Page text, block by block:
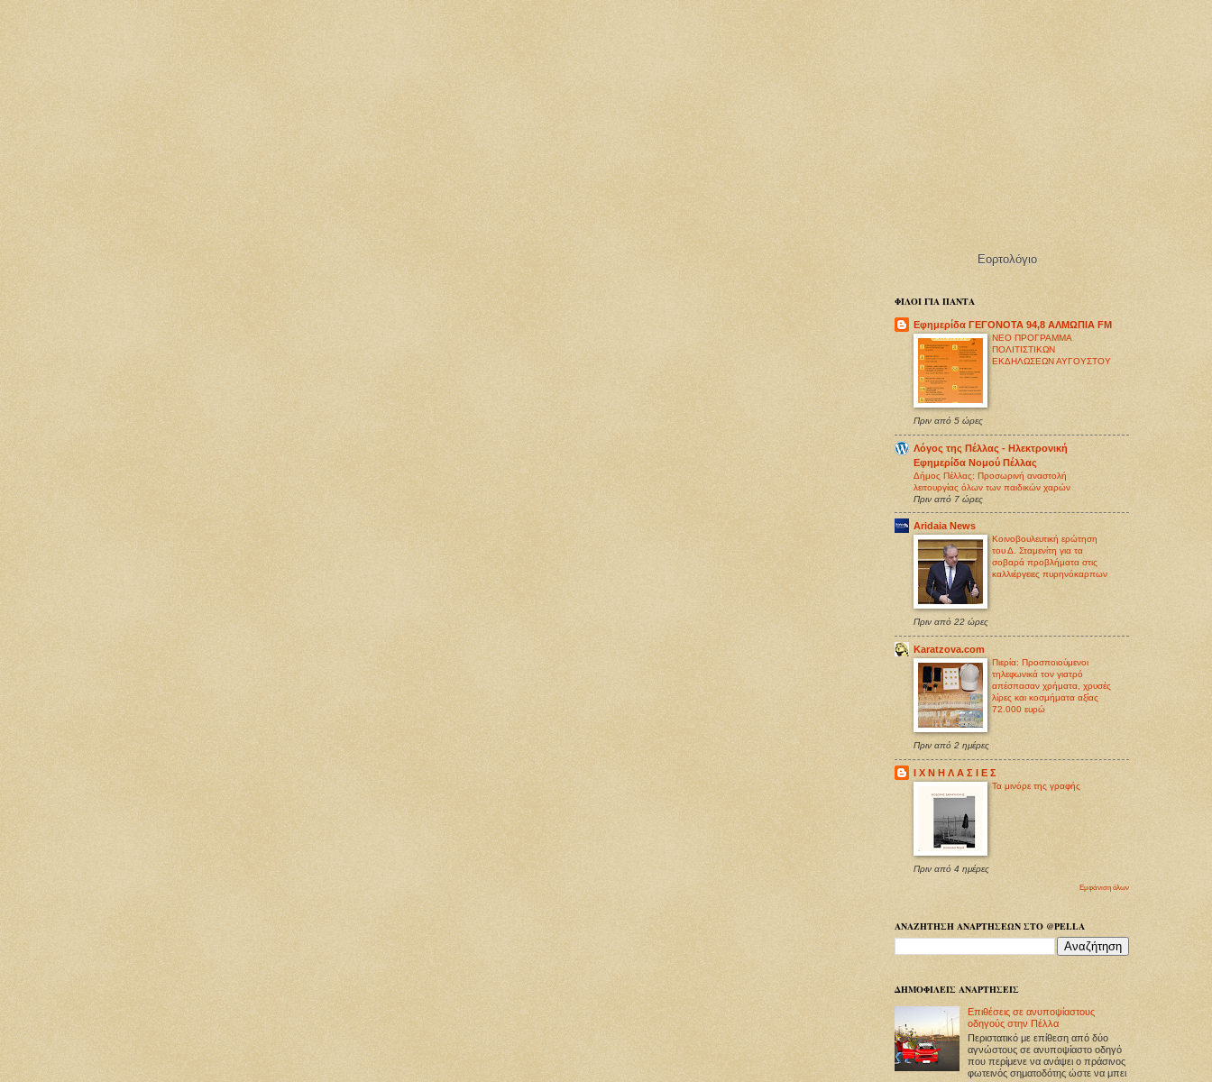
Εορτολόγιο
ΦΙΛΟΙ ΓΙΑ ΠΑΝΤΑ
Εφημερίδα ΓΕΓΟΝΟΤΑ 94,8 ΑΛΜΩΠΙΑ FM
ΝΕΟ ΠΡΟΓΡΑΜΜΑ
ΠΟΛΙΤΙΣΤΙΚΩΝ
ΕΚΔΗΛΩΣΕΩΝ ΑΥΓΟΥΣΤΟΥ
Πριν από 5 ώρες
Λόγος της Πέλλας - Ηλεκτρονική
Εφημερίδα Νομού Πέλλας
Δήμος Πέλλας: Προσωρινή αναστολή
λειτουργίας όλων των παιδικών χαρών
Πριν από 7 ώρες
Aridaia News
Κοινοβουλευτική ερώτηση
του Δ. Σταμενίτη για τα
σοβαρά προβλήματα στις
καλλιέργειες πυρηνόκαρπων
Πριν από 22 ώρες
Karatzova.com
Πιερία: Προσποιούμενοι
τηλεφωνικά τον γιατρό
απέσπασαν χρήματα, χρυσές
λίρες και κοσμήματα αξίας
72.000 ευρώ
Πριν από 2 ημέρες
Ι Χ Ν Η Λ Α Σ Ι Ε Σ
Τα μινόρε της γραφής
Πριν από 4 ημέρες
Εμφάνιση όλων
ΑΝΑΖΗΤΗΣΗ ΑΝΑΡΤΗΣΕΩΝ ΣΤΟ @PELLA
ΔΗΜΟΦΙΛΕΙΣ ΑΝΑΡΤΗΣΕΙΣ
Επιθέσεις σε ανυποψίαστους
οδηγούς στην Πέλλα
Περιστατικό με επίθεση από δύο
αγνώστους σε ανυποψίαστο οδηγό
που περίμενε να ανάψει ο πράσινος
φωτεινός σηματοδότης ώστε να μπει